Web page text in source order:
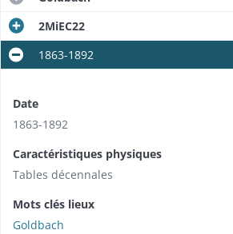
2MiEC22
1863-1892
Date
1863-1892
Caractéristiques physiques
Tables décennales
Mots clés lieux
Goldbach